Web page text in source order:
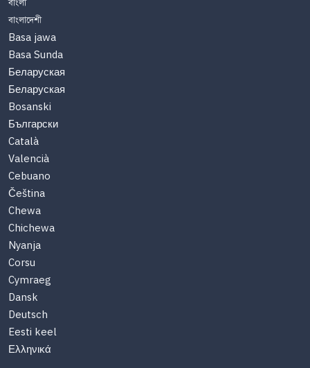
বাংলাদেশী
Basa jawa
Basa Sunda
Беларуская
Беларуская
Bosanski
Български
Català
Valencià
Cebuano
Čeština
Chewa
Chichewa
Nyanja
Corsu
Cymraeg
Dansk
Deutsch
Eesti keel
Ελληνικά